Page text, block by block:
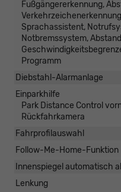
Fußgängererkennung,
Sprachassistent,
Notbremssystem,
Programm
Diebstahl-Alarmanlage
Einparkhilfe
Park Distance Control
Rückfahrkamera
Fahrprofilauswahl
Follow-Me-Home-Funktion
Innenspiegel automatisch
Lenkung